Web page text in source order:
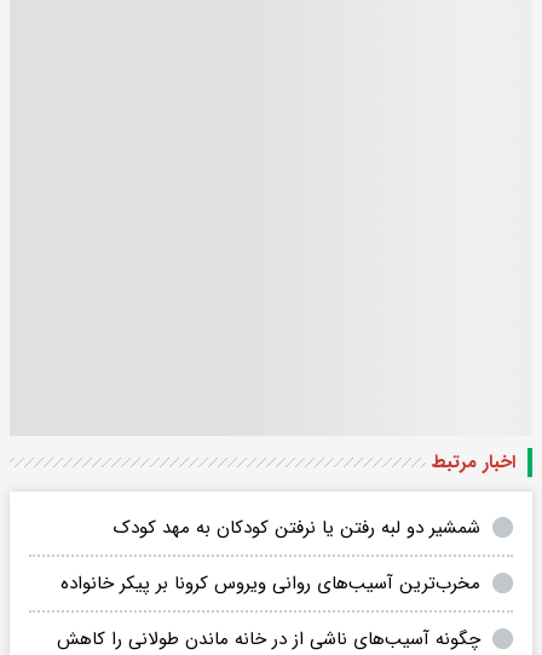
اخبار مرتبط
شمشیر دو لبه رفتن یا نرفتن کودکان به مهد کودک
مخرب‌ترین آسیب‌های روانی ویروس کرونا بر پیکر خانواده
چگونه آسیب‌های ناشی از در خانه ماندن طولانی را کاهش